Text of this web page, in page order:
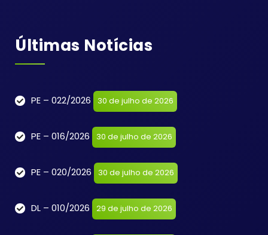
Últimas Notícias
PE – 022/2026 30 de julho de 2026
PE – 016/2026 30 de julho de 2026
PE – 020/2026 30 de julho de 2026
DL – 010/2026 29 de julho de 2026